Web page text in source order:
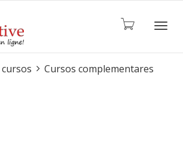
Cursos complementares